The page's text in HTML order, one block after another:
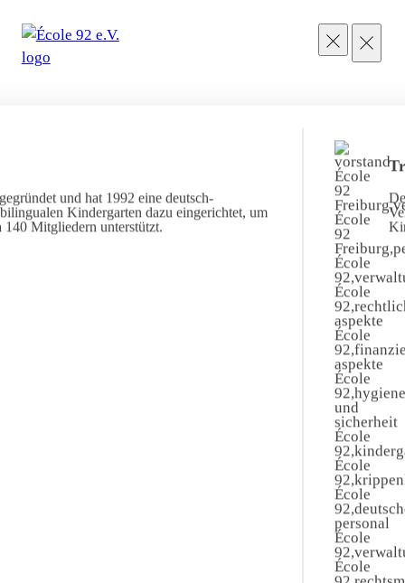
und hat 1992 eine deutsch-
Kindergarten dazu eingerichtet, um
Mitgliedern unterstützt.